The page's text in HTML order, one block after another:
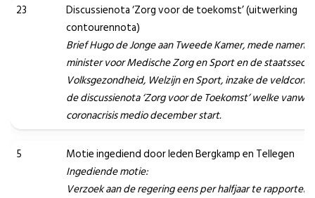
23
Discussienota ‘Zorg voor de toekomst’ (uitwerking
contourennota)
Brief Hugo de Jonge aan Tweede Kamer, mede namens
minister voor Medische Zorg en Sport en de
Volksgezondheid, Welzijn en Sport, inzake de
de discussienota ‘Zorg voor de Toekomst’ welke
coronacrisis medio december start.
5
Motie ingediend door leden Bergkamp en Tellegen
Ingediende motie:
Verzoek aan de regering eens per halfjaar te